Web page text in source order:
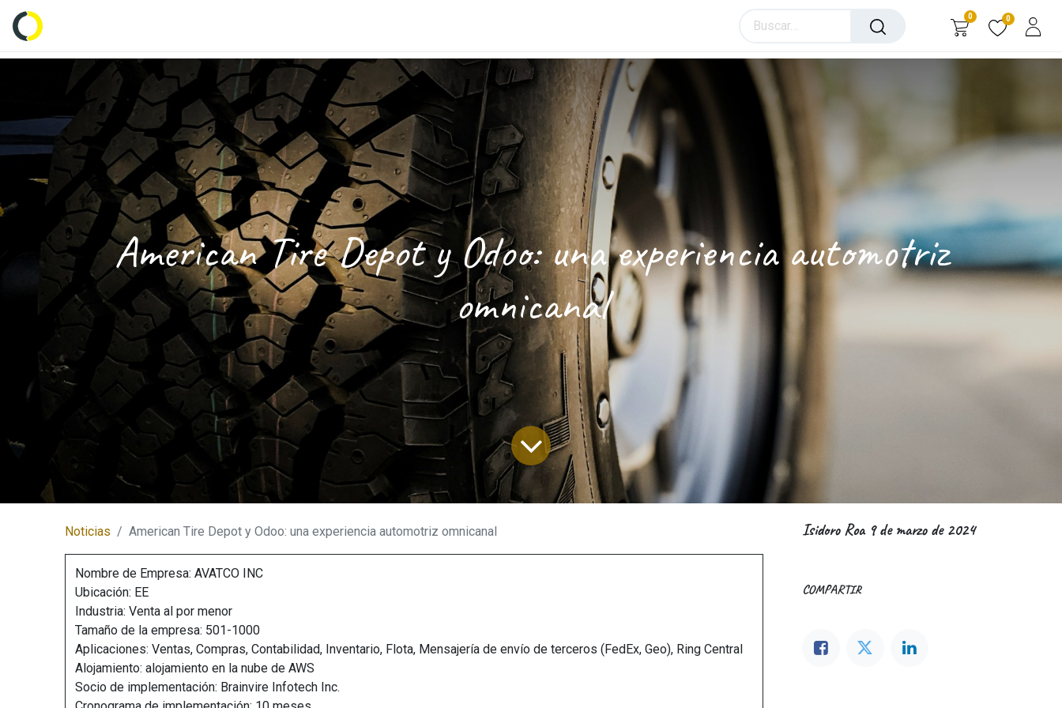
0 0
American Tire Depot y Odoo: una experiencia automotriz
omnicanal
Noticias American Tire Depot y Odoo: una experiencia automotriz omnicanal
Nombre de Empresa: AVATCO INC
Ubicación: EE
Industria: Venta al por menor
Tamaño de la empresa: 501-1000
Aplicaciones: Ventas, Compras, Contabilidad, Inventario, Flota, Mensajería de envío de terceros (FedEx, Geo), Ring Central
Alojamiento: alojamiento en la nube de AWS
Socio de implementación: Brainvire Infotech Inc.
Isidoro Roa 9 de marzo de 2024
COMPARTIR